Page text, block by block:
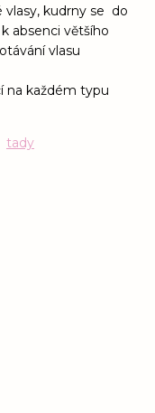
vlasy, kudrny se do
absenci většího
vlasu
na každém typu
tady